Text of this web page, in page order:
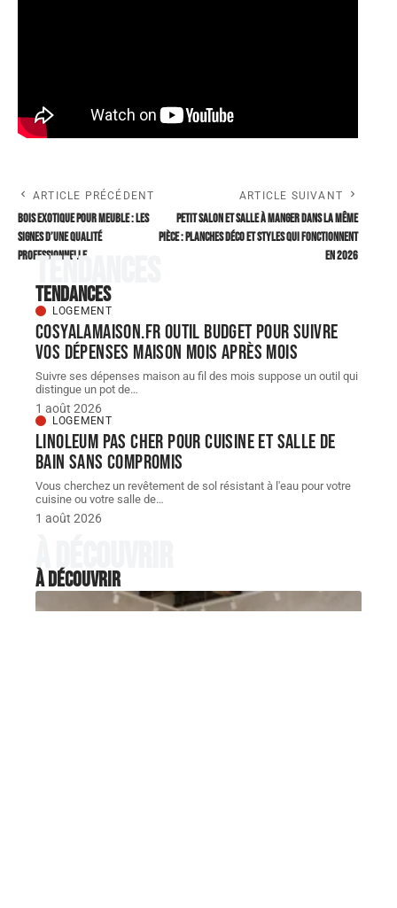
ARTICLE PRÉCÉDENT
Bois exotique pour meuble : les
signes d’une qualité
professionnelle
ARTICLE SUIVANT
Petit salon et salle à manger dans la même
pièce : planches déco et styles qui fonctionnent
en 2026
Tendances
Tendances
LOGEMENT
Cosyalamaison.fr outil Budget pour suivre
vos dépenses maison mois après mois
Suivre ses dépenses maison au fil des mois suppose un outil qui
distingue un pot de…
1 août 2026
LOGEMENT
Linoleum pas cher pour cuisine et salle de
bain sans compromis
Vous cherchez un revêtement de sol résistant à l'eau pour votre
cuisine ou votre salle de…
1 août 2026
À découvrir
À découvrir